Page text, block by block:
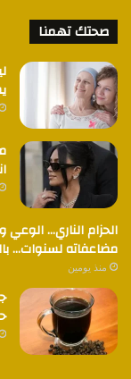
صحتك تهمنا
الحزام الناري…
مضاعفاته لسنوات…
منذ يومين